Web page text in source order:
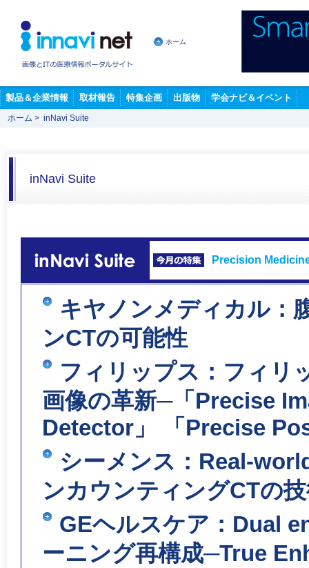
ホーム
製品＆企業情報 取材報告 特集企画 出版物 学会ナビ＆イベント
ホーム > inNavi Suite
inNavi Suite
Precision
キヤノンメディカル：
ンCTの可能性
フィリップス：フィリ
画像の革新─「Precise
Detector」 「Precise
シーメンス：Real-
ンカウンティングCTの
GEヘルスケア：Dual
ーニング再構成─True